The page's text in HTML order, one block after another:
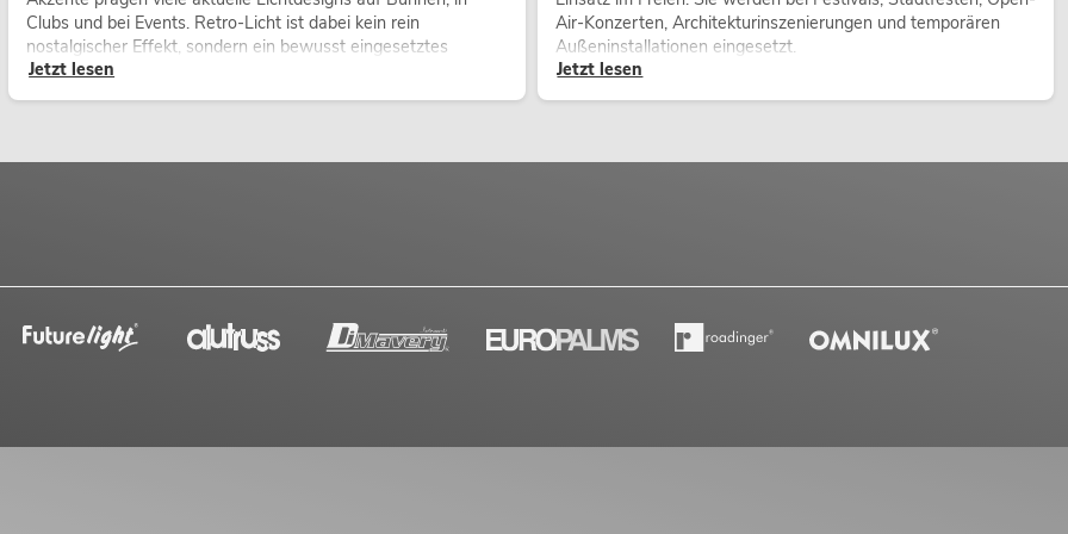
Clubs und bei Events. Retro-Licht ist dabei kein rein
nostalgischer Effekt, sondern ein bewusst eingesetztes
Gestaltungsmittel: Es schafft Atmosphäre, gibt Szenen
Charakter und kann technische LED-Setups emotionaler
Jetzt lesen
Air-Konzerten, Architekturinszenierungen und temporären
Außeninstallationen eingesetzt.
Jetzt lesen